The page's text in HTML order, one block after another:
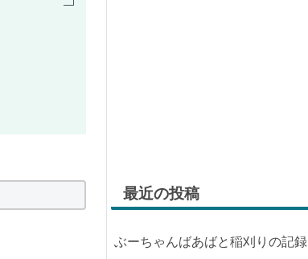
最近の投稿
ぶーちゃんばあばと稲刈りの記録